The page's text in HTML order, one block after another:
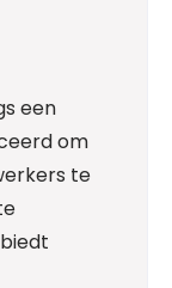
een
om
te